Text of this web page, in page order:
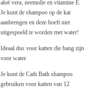
aloë vera, neemolie en vitamine E.
Je kunt de shampoo op de kat
aanbrengen en deze hoeft niet
uitgespoeld te worden met water!
Ideaal dus voor katten die bang zijn
voor water.
Je kunt de Cath Bath shampoo
gebruiken voor katten van 12